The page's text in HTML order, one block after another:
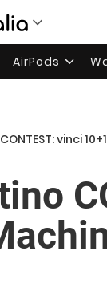
AirPods
vinci